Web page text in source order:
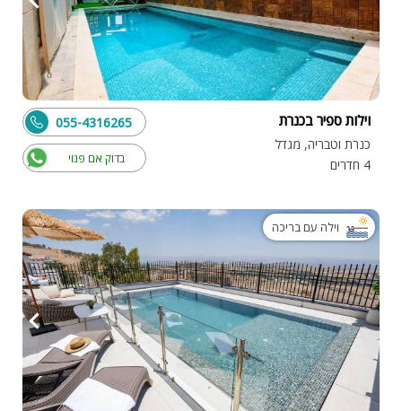
וילות ספיר בכנרת
כנרת וטבריה, מגדל
4 חדרים
בדוק אם פנוי
055-4316265
וילה עם בריכה